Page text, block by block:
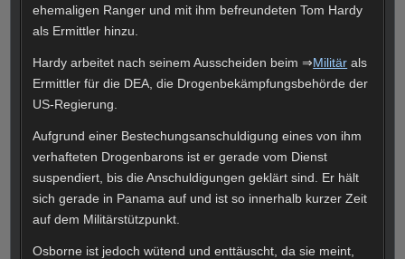
ehemaligen Ranger und mit ihm befreundeten Tom Hardy
als Ermittler hinzu.
Hardy arbeitet nach seinem Ausscheiden beim ⇒Militär als
Ermittler für die DEA, die Drogenbekämpfungsbehörde der
US-Regierung.
Aufgrund einer Bestechungsanschuldigung eines von ihm
verhafteten Drogenbarons ist er gerade vom Dienst
suspendiert, bis die Anschuldigungen geklärt sind. Er hält
sich gerade in Panama auf und ist so innerhalb kurzer Zeit
auf dem Militärstützpunkt.
Osborne ist jedoch wütend und enttäuscht, da sie meint,